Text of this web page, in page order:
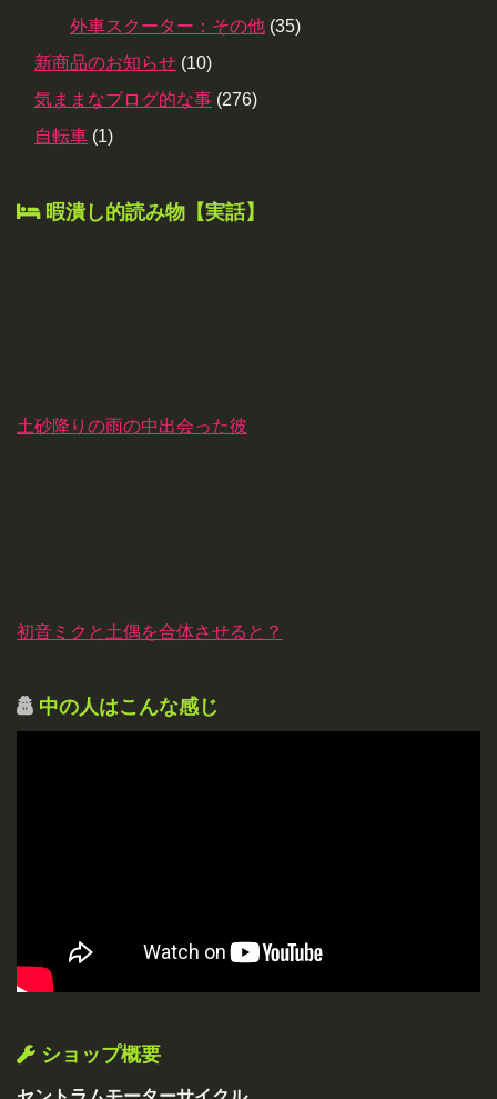
外車スクーター：その他 (35)
新商品のお知らせ (10)
気ままなブログ的な事 (276)
自転車 (1)
暇潰し的読み物【実話】
土砂降りの雨の中出会った彼
初音ミクと土偶を合体させると？
中の人はこんな感じ
ショップ概要